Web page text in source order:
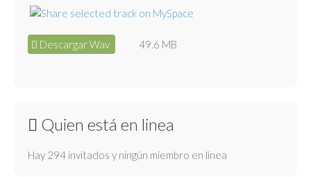
Descargar Wav 49.6 MB
Quien está en linea
Hay 294 invitados y ningún miembro en línea